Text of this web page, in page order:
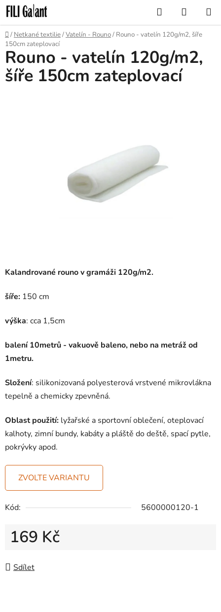
Přejít
na
obsah
Hledat
KOŠÍK
Domů
/ Netkané textilie/Vatelín - Rouno/ Rouno - vatelín 120g/m2, šíře
150cm zateplovací
Kalandrované rouno v gramáži 120g/m2.
šíře: 150 cm
výška: cca 1,5cm
balení 10metrů - vakuově baleno, nebo na metráž od
1metru.
Složení: silikonizovaná polyesterová vrstvené mikrovlákna
tepelně a chemicky zpevněná.
Oblast použití: lyžařské a sportovní oblečení, oteplovací
kalhoty, zimní bundy, kabáty a pláště do deště, spací pytle,
pokrývky apod.
ZVOLTE VARIANTU
Kód: 5600000120-1
169 Kč
Sdílet
Rouno - vatelín 120g/m2,
šíře 150cm zateplovací